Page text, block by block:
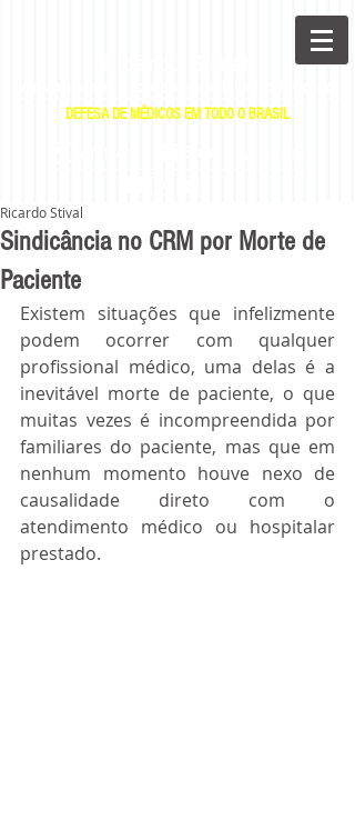
DEFESA DE MÉDICOS EM TODO O BRASIL
Sindicância no CRM por Morte de
Paciente
Ricardo Stival
Existem situações que infelizmente
podem ocorrer com qualquer
profissional médico, uma delas é a
inevitável morte de paciente, o que
muitas vezes é incompreendida por
familiares do paciente, mas que em
nenhum momento houve nexo de
causalidade direto com o
atendimento médico ou hospitalar
prestado.